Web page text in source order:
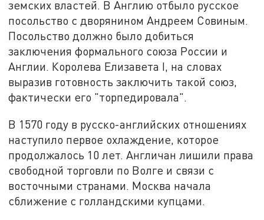
земских властей. В Англию отбыло русское
посольство с дворянином Андреем Совиным.
Посольство должно было добиться
заключения формального союза России и
Англии. Королева Елизавета I, на словах
выразив готовность заключить такой союз,
фактически его "торпедировала".
В 1570 году в русско-английских отношениях
наступило первое охлаждение, которое
продолжалось 10 лет. Англичан лишили права
свободной торговли по Волге и связи с
восточными странами. Москва начала
сближение с голландскими купцами.